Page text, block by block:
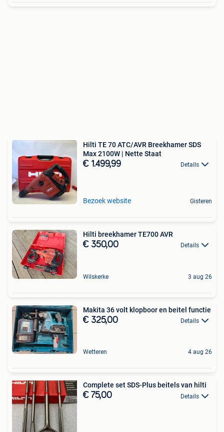
Hilti TE 70 ATC/AVR Breekhamer SDS
Max 2100W | Nette Staat
€ 1.499,99 Details
Bezoek website Gisteren
Hilti breekhamer TE700 AVR
€ 350,00 Details
Wilskerke 3 aug 26
Makita 36 volt klopboor en beitel functie
€ 325,00 Details
Wetteren 4 aug 26
Complete set SDS-Plus beitels van hilti
€ 75,00 Details